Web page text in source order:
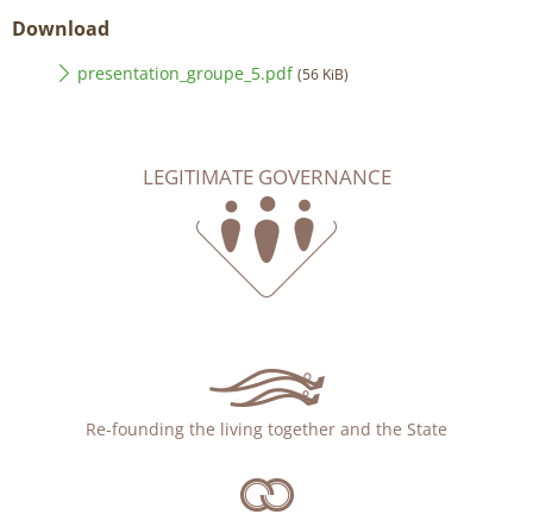
Download
presentation_groupe_5.pdf (56 KiB)
LEGITIMATE GOVERNANCE
Re-founding the living together and the State